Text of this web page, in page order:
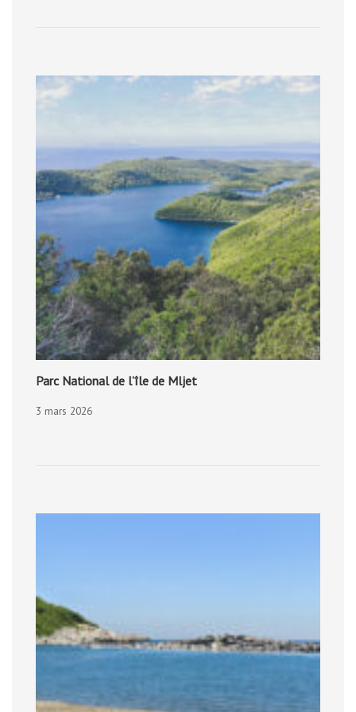
Parc National de l’île de Mljet
3 mars 2026